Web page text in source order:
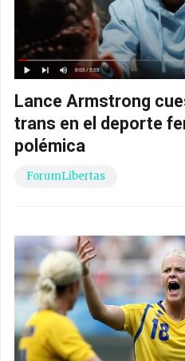
Lance Armstrong
trans en el deporte
polémica
ForumLibertas